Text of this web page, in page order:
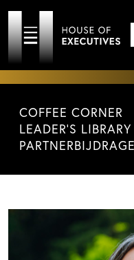
COFFEE CORNER
LEADER'S LIBRARY
PARTNERBIJDRAGE